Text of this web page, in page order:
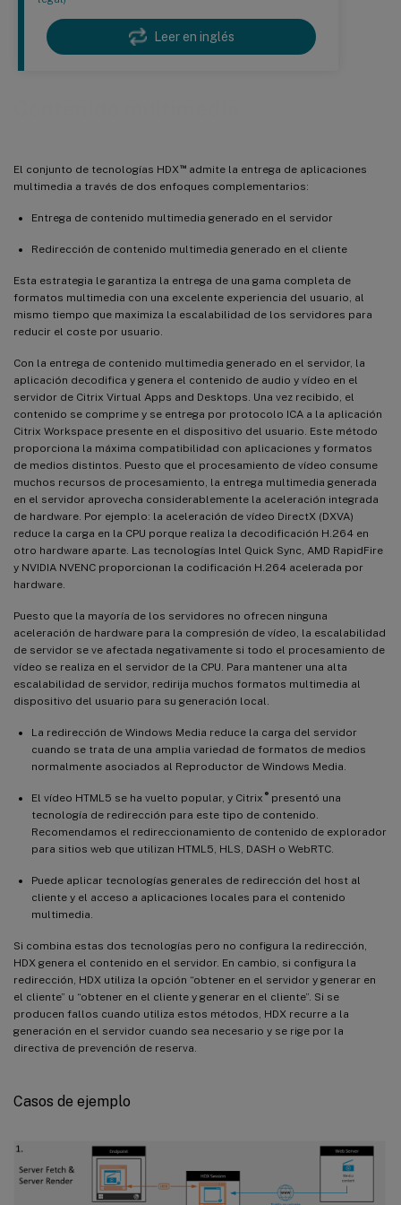
Leer en inglés
El conjunto de tecnologías HDX ™admite la entrega de aplicaciones
multimedia a través de dos enfoques complementarios:
Entrega de contenido multimedia generado en el servidor
Redirección de contenido multimedia generado en el cliente
Esta estrategia le garantiza la entrega de una gama completa de
formatos multimedia con una excelente experiencia del usuario, al
mismo tiempo que maximiza la escalabilidad de los servidores para
reducir el coste por usuario.
Con la entrega de contenido multimedia generado en el servidor, la
aplicación decodifica y genera el contenido de audio y vídeo en el
servidor de Citrix Virtual Apps and Desktops. Una vez recibido, el
contenido se comprime y se entrega por protocolo ICA a la aplicación
Citrix Workspace presente en el dispositivo del usuario. Este método
proporciona la máxima compatibilidad con aplicaciones y formatos
de medios distintos. Puesto que el procesamiento de vídeo consume
muchos recursos de procesamiento, la entrega multimedia generada
en el servidor aprovecha considerablemente la aceleración integrada
de hardware. Por ejemplo: la aceleración de vídeo DirectX (DXVA)
reduce la carga en la CPU porque realiza la decodificación H.264 en
otro hardware aparte. Las tecnologías Intel Quick Sync, AMD RapidFire
y NVIDIA NVENC proporcionan la codificación H.264 acelerada por
hardware.
Puesto que la mayoría de los servidores no ofrecen ninguna
aceleración de hardware para la compresión de vídeo, la escalabilidad
de servidor se ve afectada negativamente si todo el procesamiento de
vídeo se realiza en el servidor de la CPU. Para mantener una alta
escalabilidad de servidor, redirija muchos formatos multimedia al
dispositivo del usuario para su generación local.
La redirección de Windows Media reduce la carga del servidor
cuando se trata de una amplia variedad de formatos de medios
normalmente asociados al Reproductor de Windows Media.
El vídeo HTML5 se ha vuelto popular, y Citrix ®presentó una
tecnología de redirección para este tipo de contenido.
Recomendamos el redireccionamiento de contenido de explorador
para sitios web que utilizan HTML5, HLS, DASH o WebRTC.
Puede aplicar tecnologías generales de redirección del host al
cliente y el acceso a aplicaciones locales para el contenido
multimedia.
Si combina estas dos tecnologías pero no configura la redirección,
HDX genera el contenido en el servidor. En cambio, si configura la
redirección, HDX utiliza la opción “obtener en el servidor y generar en
el cliente” u “obtener en el cliente y generar en el cliente”. Si se
producen fallos cuando utiliza estos métodos, HDX recurre a la
generación en el servidor cuando sea necesario y se rige por la
directiva de prevención de reserva.
Casos de ejemplo